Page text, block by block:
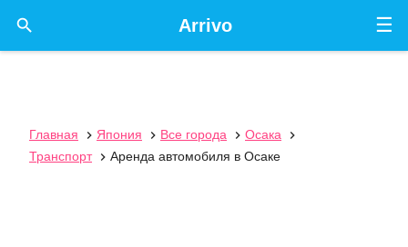
☰
Arrivo

Главная  Япония  Все города  Осака

Транспорт
 Аренда автомобиля в Осаке